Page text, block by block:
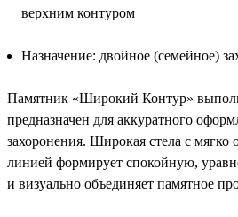
верхним контуром
Назначение: двойное (семейное)
Памятник «Широкий Контур»
предназначен для аккуратного
захоронения. Широкая стела с мягко
линией формирует спокойную,
и визуально объединяет памятное